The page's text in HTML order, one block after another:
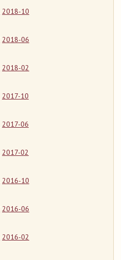
2018-10
2018-06
2018-02
2017-10
2017-06
2017-02
2016-10
2016-06
2016-02